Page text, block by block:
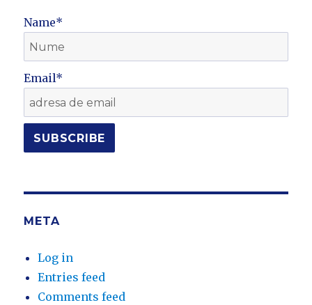
Name*
Email*
META
Log in
Entries feed
Comments feed